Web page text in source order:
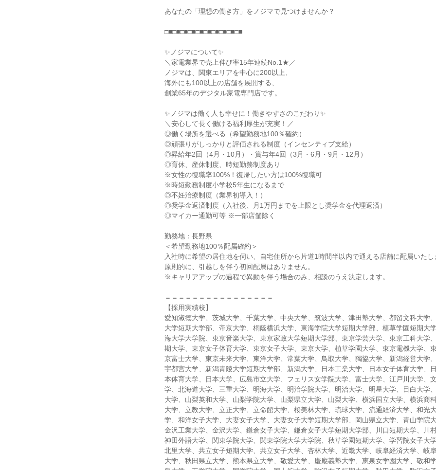
あなたの「理想の働き方」をノジマで見つけませんか？
□■□■□■□■□■□■□■□■□■□■
✨ノジマについて✨
＼家電業界で売上伸び率15年連続No.1★／
ノジマは、関東エリアを中心に200以上、
海外にも100以上の店舗を展開する、
創業65年のデジタル家電専門店です。
✨ノジマは働く人も幸せに！働きやすさのこだわり✨
＼安心して長く働ける福利厚生が充実！／
◎働く場所を選べる（希望勤務地100％確約）
◎頑張りがしっかりと評価される制度（インセンティブ支給）
◎昇給年2回（4月・10月）・賞与年4回（3月・6月・9月・12月）
◎育休、産休制度、時短勤務制度あり
※女性の復職率100%！復帰したい方は100%復職可
※時短勤務制度小学校5年生になるまで
◎不妊治療制度（業界初導入！）
◎奨学金返済制度（入社後、月1万円までを上限とし奨学金を代理返済）
◎マイカー通勤可等 ※一部店舗除く
勤務地：長野県
＜希望勤務地100％配属確約＞
入社時に希望の居住地を伺い、自宅住所から片道1時間半以内で通える店舗に配属いたし
原則的に、引越しを伴う初回配属はありません。
※キャリアアップの過程で異動を伴う場合のみ、相談のうえ決定します。
＝＝＝＝＝＝＝＝＝＝＝＝＝＝＝＝
【採用実績校】
愛知淑徳大学、茨城大学、千葉大学、中央大学、筑波大学、津田塾大学、都留文科大学
大学短期大学部、帝京大学、桐蔭横浜大学、東海学院大学短期大学部、植草学園短期大
海大学大学院、東京音楽大学、東京家政大学短期大学部、東京学芸大学、東京工科大学
期大学、東京女子体育大学、東京女子大学、東京大学、植草学園大学、東京電機大学、
京富士大学、東京未来大学、東洋大学、常葉大学、鳥取大学、獨協大学、新潟経営大学、
宇都宮大学、新潟青陵大学短期大学部、新潟大学、日本工業大学、日本女子体育大学、
本体育大学、日本大学、広島市立大学、フェリス女学院大学、富士大学、江戸川大学、
学、北海道大学、三重大学、明海大学、明治学院大学、明治大学、明星大学、目白大学
大学、山梨英和大学、山梨学院大学、山梨県立大学、山梨大学、横浜国立大学、横浜商
大学、立教大学、立正大学、立命館大学、桜美林大学、琉球大学、流通経済大学、和光
学、和洋女子大学、大妻女子大学、大妻女子大学短期大学部、岡山県立大学、青山学院大
金沢工業大学、金沢大学、鎌倉女子大学、鎌倉女子大学短期大学部、川口短期大学、川村
神田外語大学、関東学院大学、関東学院大学大学院、秋草学園短期大学、学習院女子大学
北里大学、共立女子短期大学、共立女子大学、杏林大学、近畿大学、岐阜経済大学、岐
大学、秋田県立大学、熊本県立大学、敬愛大学、慶應義塾大学、恵泉女学園大学、敬和